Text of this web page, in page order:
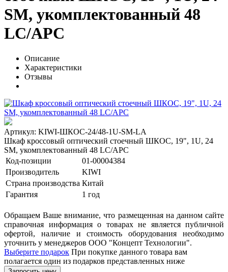
SM, укомплектованный 48
LC/APC
Описание
Характеристики
Отзывы
Артикул: KIWI-ШКОС-24/48-1U-SM-LA
Шкаф кроссовый оптический стоечный ШКОС, 19", 1U, 24
SM, укомплектованный 48 LC/APC
Код-позиции
01-00004384
Производитель
KIWI
Страна производства Китай
Гарантия
1 год
Обращаем Ваше внимание, что размещенная на данном сайте
справочная информация о товарах не является публичной
офертой, наличие и стоимость оборудования необходимо
уточнить у менеджеров ООО "Концепт Технологии".
Выберите подарок При покупке данного товара вам
полагается один из подарков представленных ниже